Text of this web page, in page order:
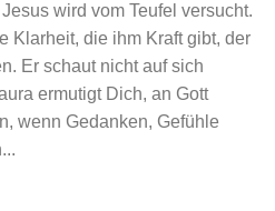
wird vom Teufel versucht.
Klarheit, die ihm Kraft gibt, der
Er schaut nicht auf sich
ermutigt Dich, an Gott
wenn Gedanken, Gefühle